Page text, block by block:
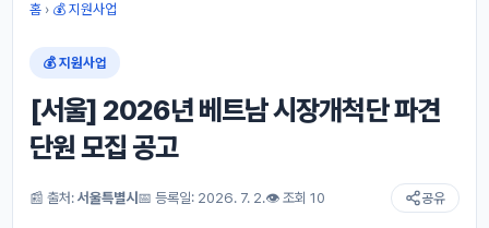
홈› 💰 지원사업
💰 지원사업
[서울] 2026년 베트남 시장개척단 파견
단원 모집 공고
📰 출처: 서울특별시📅 등록일: 2026. 7. 2.👁 조회 10 공유